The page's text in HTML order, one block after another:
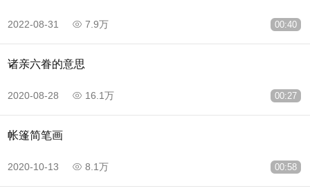
00:40
2022-08-31 7.9万
00:27
诸亲六眷的意思
2020-08-28 16.1万
00:58
帐篷简笔画
2020-10-13 8.1万